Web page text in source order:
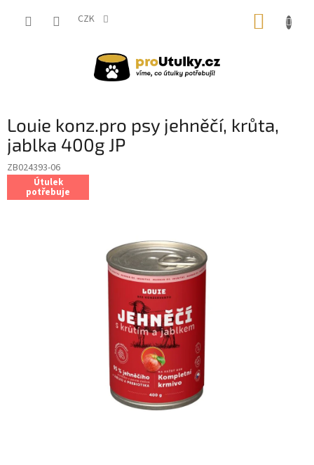
CZK
Louie konz.pro psy jehněčí, krůta,
jablka 400g JP
ZB024393-06
Útulek
potřebuje